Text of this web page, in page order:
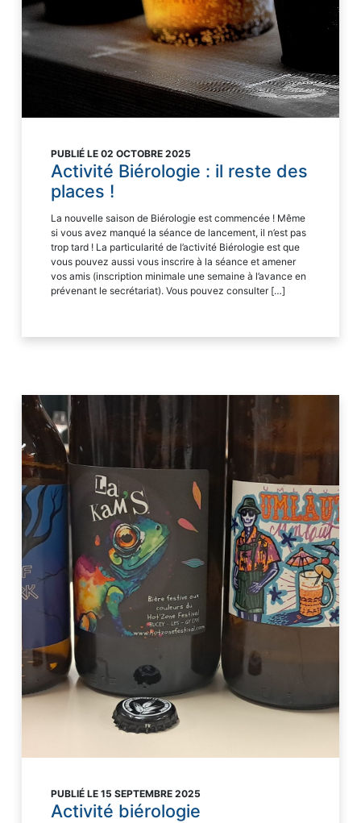
PUBLIÉ LE 02 OCTOBRE 2025
Activité Biérologie : il reste des
places !
La nouvelle saison de Biérologie est commencée ! Même
si vous avez manqué la séance de lancement, il n’est pas
trop tard ! La particularité de l’activité Biérologie est que
vous pouvez aussi vous inscrire à la séance et amener
vos amis (inscription minimale une semaine à l’avance en
prévenant le secrétariat). Vous pouvez consulter […]
PUBLIÉ LE 15 SEPTEMBRE 2025
Activité biérologie